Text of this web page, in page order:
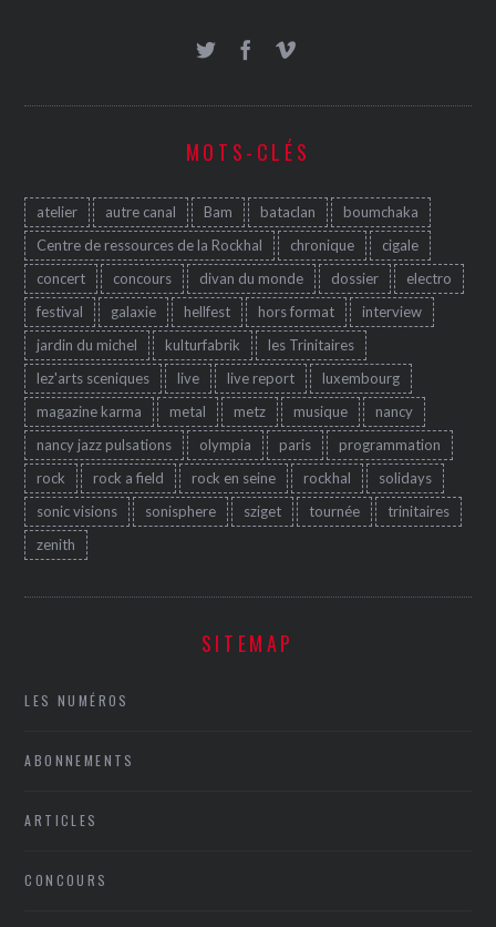
MOTS-CLÉS
atelier autre canal Bam bataclan
boumchaka
Centre de ressources de la Rockhal
chronique
cigale
concert
concours divan du monde dossier
electro
festival
galaxie hellfest hors format
interview
jardin du michel
kulturfabrik
les Trinitaires
lez'arts sceniques
live live report
luxembourg
magazine karma
metal metz musique
nancy
nancy jazz pulsations
olympia paris
programmation
rock
rock a field rock en seine rockhal
solidays
sonic visions
sonisphere sziget tournée
trinitaires
zenith
SITEMAP
LES NUMÉROS
ABONNEMENTS
ARTICLES
CONCOURS